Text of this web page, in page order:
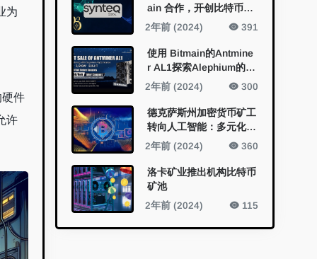
为
件
许
ain 合作，开创比特币挖
矿的未来
2年前 (2024) 391
使用 Bitmain的Antmine
r AL1探索Alephium的开
采新视野
2年前 (2024) 300
德克萨斯州加密货币矿工
转向人工智能：多元化的
新领域
2年前 (2024) 360
洛卡矿业推出机构比特币
矿池
2年前 (2024) 115